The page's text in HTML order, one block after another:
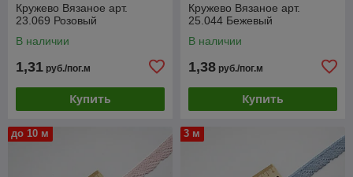
Кружево Вязаное арт.
23.069 Розовый
В наличии
1,31 руб./пог.м
Купить
Кружево Вязаное арт.
25.044 Бежевый
В наличии
1,38 руб./пог.м
Купить
до 10 м 3 м